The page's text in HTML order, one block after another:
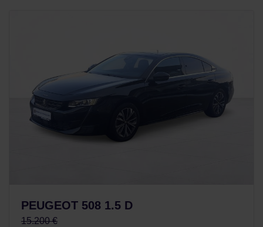
PEUGEOT 508 1.5 D
15.200 €